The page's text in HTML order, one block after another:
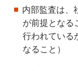
内部監査は、
が前提となる
行われている
なること）